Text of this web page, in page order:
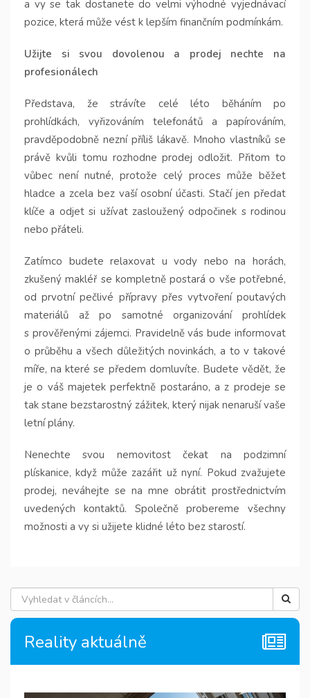
a vy se tak dostanete do velmi výhodné vyjednávací
pozice, která může vést k lepším finančním podmínkám.
Užijte si svou dovolenou a prodej nechte na
profesionálech
Představa, že strávíte celé léto běháním po
prohlídkách, vyřizováním telefonátů a papírováním,
pravděpodobně nezní příliš lákavě. Mnoho vlastníků se
právě kvůli tomu rozhodne prodej odložit. Přitom to
vůbec není nutné, protože celý proces může běžet
hladce a zcela bez vaší osobní účasti. Stačí jen předat
klíče a odjet si užívat zasloužený odpočinek s rodinou
nebo přáteli.
Zatímco budete relaxovat u vody nebo na horách,
zkušený makléř se kompletně postará o vše potřebné,
od prvotní pečlivé přípravy přes vytvoření poutavých
materiálů až po samotné organizování prohlídek
s prověřenými zájemci. Pravidelně vás bude informovat
o průběhu a všech důležitých novinkách, a to v takové
míře, na které se předem domluvíte. Budete vědět, že
je o váš majetek perfektně postaráno, a z prodeje se
tak stane bezstarostný zážitek, který nijak nenaruší vaše
letní plány.
Nenechte svou nemovitost čekat na podzimní
plískanice, když může zazářit už nyní. Pokud zvažujete
prodej, neváhejte se na mne obrátit prostřednictvím
uvedených kontaktů. Společně probereme všechny
možnosti a vy si užijete klidné léto bez starostí.
Reality aktuálně